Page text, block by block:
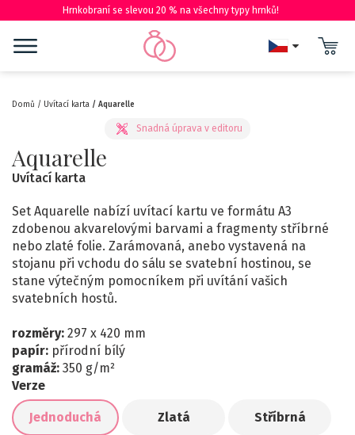
Hrnkobraní se slevou 20 % na všechny typy hrnků!
Domů Uvítací karta Aquarelle
Aquarelle
Uvítací karta
Set Aquarelle nabízí uvítací kartu ve formátu A3
zdobenou akvarelovými barvami a fragmenty stříbrné
nebo zlaté folie. Zarámovaná, anebo vystavená na
stojanu při vchodu do sálu se svatební hostinou, se
stane výtečným pomocníkem při uvítání vašich
svatebních hostů.
rozměry: 297 x 420 mm
papír: přírodní bílý
gramáž: 350 g/m²
Verze
Jednoduchá Zlatá Stříbrná